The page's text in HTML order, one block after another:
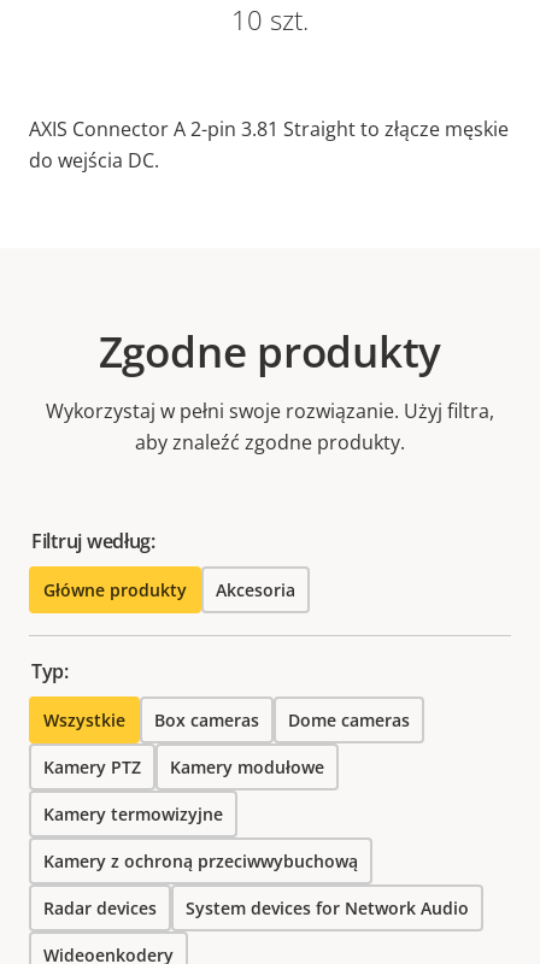
10 szt.
AXIS Connector A 2-pin 3.81 Straight to złącze męskie
do wejścia DC.
Zgodne produkty
Wykorzystaj w pełni swoje rozwiązanie. Użyj filtra,
aby znaleźć zgodne produkty.
Filtruj według:
Główne produkty Akcesoria
Typ:
Wszystkie Box cameras Dome cameras
Kamery PTZ Kamery modułowe
Kamery termowizyjne
Kamery z ochroną przeciwwybuchową
Radar devices System devices for Network Audio
Wideoenkodery